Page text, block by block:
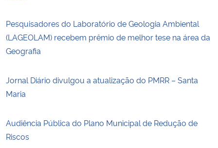
Pesquisadores do Laboratório de Geologia Ambiental
(LAGEOLAM) recebem prêmio de melhor tese na área da
Geografia
Jornal Diário divulgou a atualização do PMRR – Santa
Maria
Audiência Pública do Plano Municipal de Redução de
Riscos